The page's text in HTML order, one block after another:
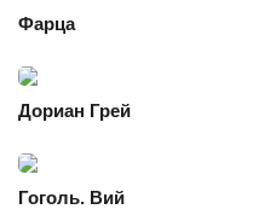
Фарца
Дориан Грей
Гоголь. Вий